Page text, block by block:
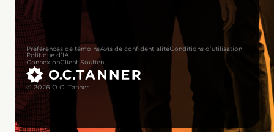
Préférences de témoinsAvis de confidentialitéConditions d’utilisation
Politique d’IA
ConnexionClient Soutien
© 2026 O.C. Tanner